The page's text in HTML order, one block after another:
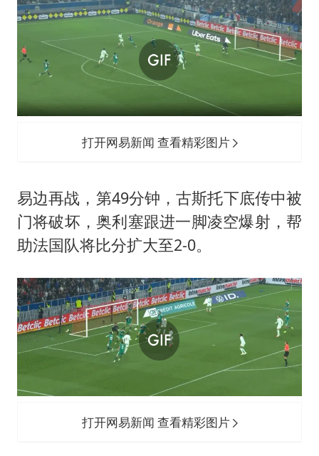
打开网易新闻 查看精彩图片
易边再战，第49分钟，古斯托下底传中被
门将破坏，奥利塞跟进一脚凌空爆射，帮
助法国队将比分扩大至2-0。
打开网易新闻 查看精彩图片